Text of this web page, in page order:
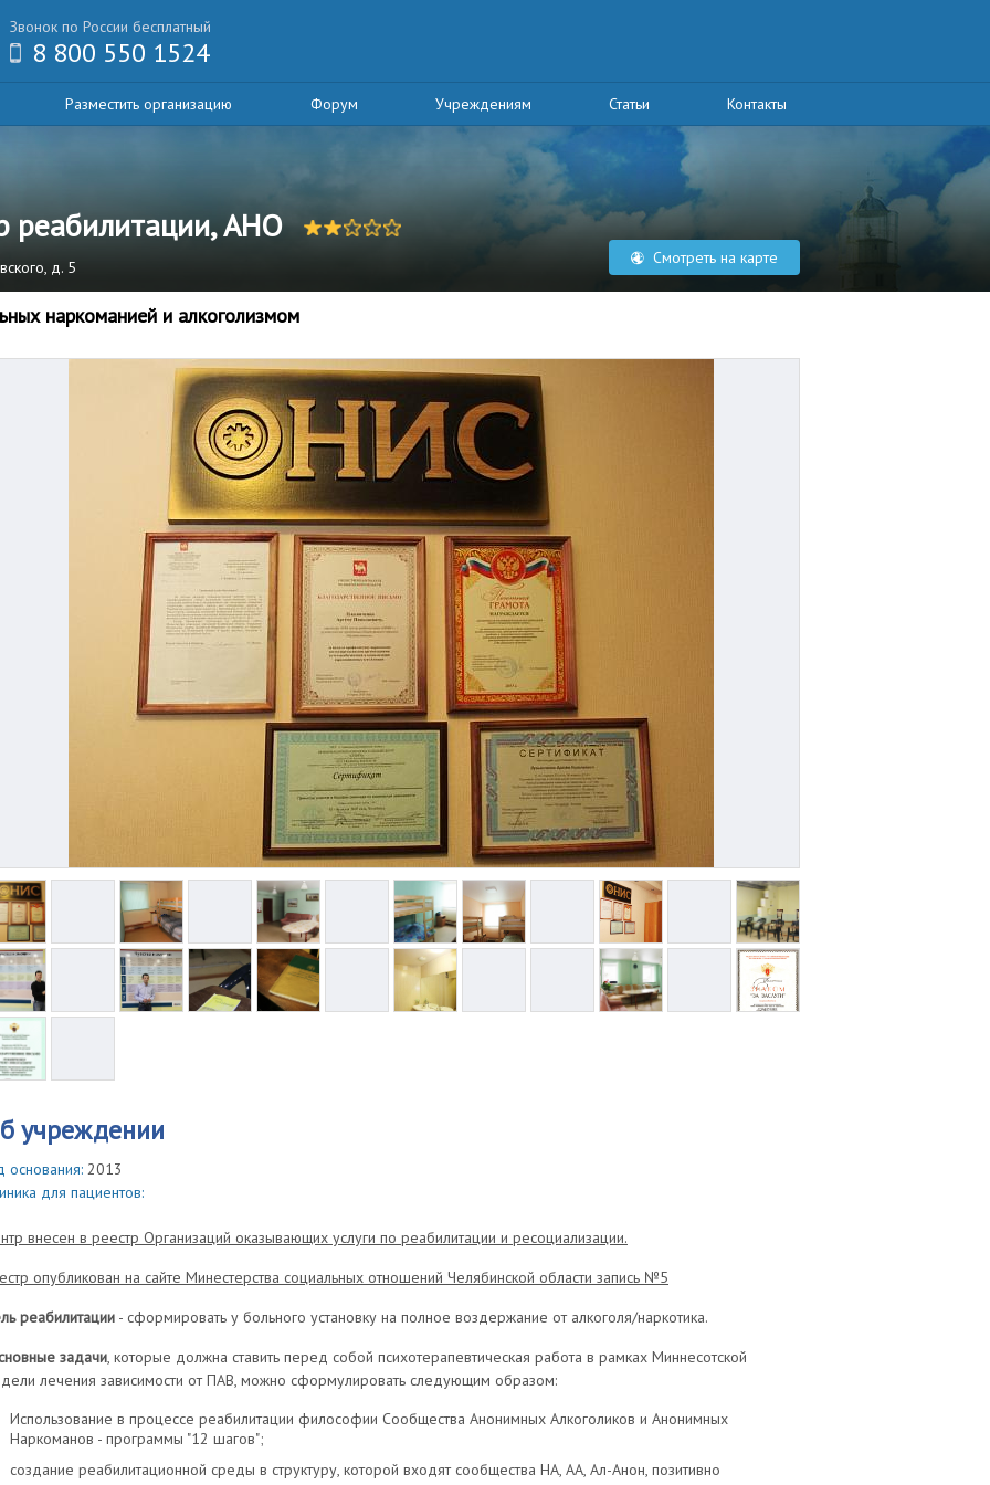
Звонок по России бесплатный
8 800 550 1524
Разместить организацию Форум Учреждениям Статьи Контакты
АНО
д. 5 Смотреть на карте
наркоманией и алкоголизмом
учреждении
основания: 2013
для пациентов:
внесен в реестр Организаций оказывающих услуги по реабилитации и ресоциализации.
опубликован на сайте Минестерства социальных отношений Челябинской области запись №5
реабилитации - сформировать у больного установку на полное воздержание от алкоголя/наркотика.
задачи, которые должна ставить перед собой психотерапевтическая работа в рамках Миннесотской
лечения зависимости от ПАВ, можно сформулировать следующим образом:
Использование в процессе реабилитации философии Сообщества Анонимных Алкоголиков и Анонимных
Наркоманов - программы "12 шагов";
создание реабилитационной среды в структуру, которой входят сообщества НА, АА, Ал-Анон, позитивно